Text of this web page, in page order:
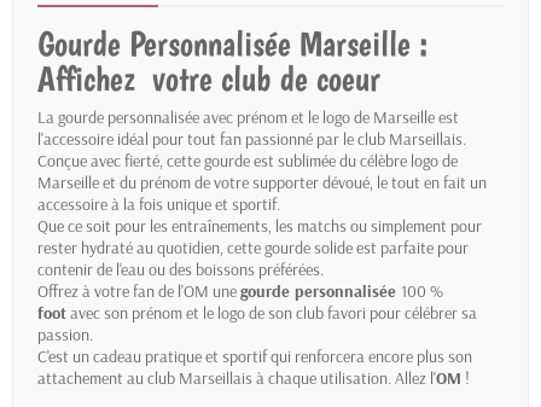
Gourde Personnalisée Marseille :
Affichez votre club de coeur
La gourde personnalisée avec prénom et le logo de Marseille est
l'accessoire idéal pour tout fan passionné par le club Marseillais.
Conçue avec fierté, cette gourde est sublimée du célèbre logo de
Marseille et du prénom de votre supporter dévoué, le tout en fait un
accessoire à la fois unique et sportif.
Que ce soit pour les entraînements, les matchs ou simplement pour
rester hydraté au quotidien, cette gourde solide est parfaite pour
contenir de l'eau ou des boissons préférées.
Offrez à votre fan de l'OM unegourde personnalisée 100 %
footavec son prénom et le logo de son club favori pour célébrer sa
passion.
C'est un cadeau pratique et sportif qui renforcera encore plus son
attachement au club Marseillais à chaque utilisation. Allez l'OM !